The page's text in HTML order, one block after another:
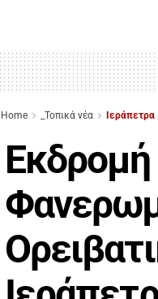
Home _Τοπικά νέα Ιεράπετρα
Εκδρομή